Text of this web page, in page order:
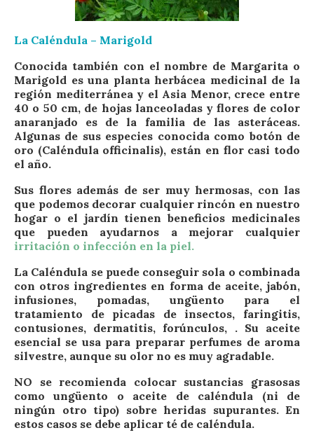
La Caléndula – Marigold
Conocida también con el nombre de Margarita o
Marigold es una planta herbácea medicinal de la
región mediterránea y el Asia Menor, crece entre
40 o 50 cm, de hojas lanceoladas y flores de color
anaranjado es de la familia de las asteráceas.
Algunas de sus especies conocida como botón de
oro (Caléndula officinalis), están en flor casi todo
el año.
Sus flores además de ser muy hermosas, con las
que podemos decorar cualquier rincón en nuestro
hogar o el jardín tienen beneficios medicinales
que pueden ayudarnos a mejorar cualquier
irritación o infección en la piel.
La Caléndula se puede conseguir sola o combinada
con otros ingredientes en forma de aceite, jabón,
infusiones, pomadas, ungüento para el
tratamiento de picadas de insectos, faringitis,
contusiones, dermatitis, forúnculos, . Su aceite
esencial se usa para preparar perfumes de aroma
silvestre, aunque su olor no es muy agradable.
NO se recomienda colocar sustancias grasosas
como ungüento o aceite de caléndula (ni de
ningún otro tipo) sobre heridas supurantes. En
estos casos se debe aplicar té de caléndula.